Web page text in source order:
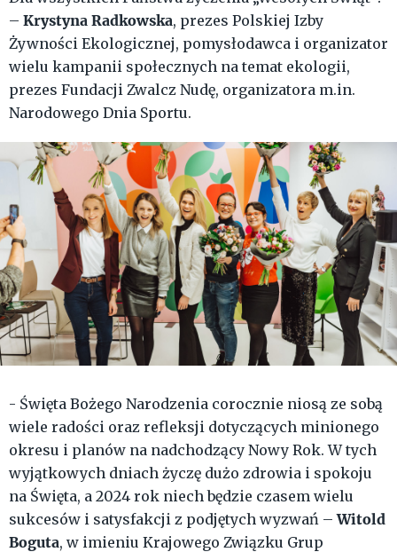
– Krystyna Radkowska, prezes Polskiej Izby
Żywności Ekologicznej, pomysłodawca i organizator
wielu kampanii społecznych na temat ekologii,
prezes Fundacji Zwalcz Nudę, organizatora m.in.
Narodowego Dnia Sportu.
- Święta Bożego Narodzenia corocznie niosą ze sobą
wiele radości oraz refleksji dotyczących minionego
okresu i planów na nadchodzący Nowy Rok. W tych
wyjątkowych dniach życzę dużo zdrowia i spokoju
na Święta, a 2024 rok niech będzie czasem wielu
sukcesów i satysfakcji z podjętych wyzwań –Witold
Boguta, w imieniu Krajowego Związku Grup